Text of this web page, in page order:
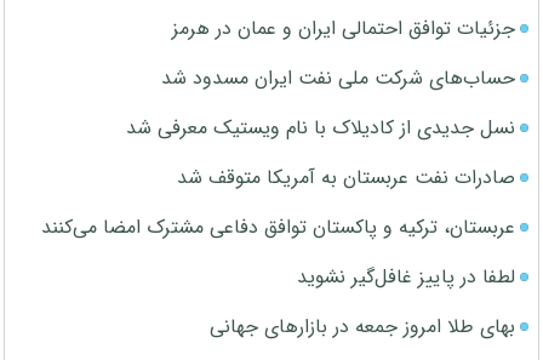
جزئیات توافق احتمالی ایران و عمان در هرمز
حساب‌های شرکت ملی نفت ایران مسدود شد
نسل جدیدی از کادیلاک با نام ویستیک معرفی شد
صادرات نفت عربستان به آمریکا متوقف شد
عربستان، ترکیه و پاکستان توافق دفاعی مشترک امضا می‌کنند
لطفا در پاییز غافل‌گیر نشوید
بهای طلا امروز جمعه در بازارهای جهانی